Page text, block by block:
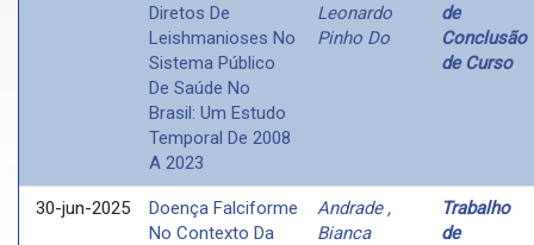
Diretos De
Leishmanioses No
Sistema Público
De Saúde No
Brasil: Um Estudo
Temporal De 2008
A 2023
Leonardo
Pinho Do
de
Conclusão
de Curso
30-jun-2025
Doença Falciforme
No Contexto Da
Andrade ,
Bianca
Trabalho
de